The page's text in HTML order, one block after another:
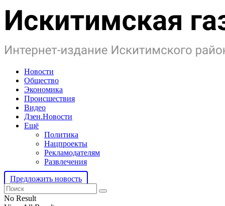
Новости
Общество
Экономика
Происшествия
Видео
Дзен.Новости
Ещё
Политика
Нацпроекты
Рекламодателям
Развлечения
Предложить новость
No Result